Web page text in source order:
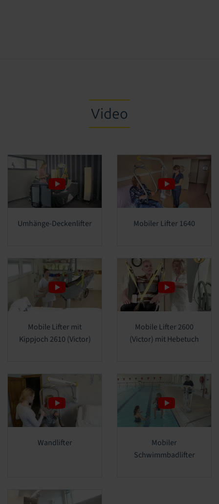
Video
Umhänge-Deckenlifter Mobiler Lifter 1640
Mobile Lifter mit
Kippjoch 2610 (Victor)
Mobile Lifter 2600
(Victor) mit Hebetuch
Wandlifter
Mobiler
Schwimmbadlifter